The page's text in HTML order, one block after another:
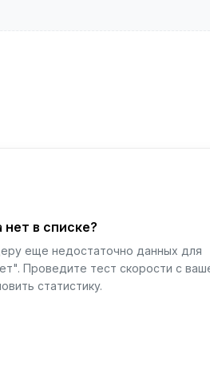
в списке?
еще недостаточно данных для
Проведите тест скорости с
статистику.